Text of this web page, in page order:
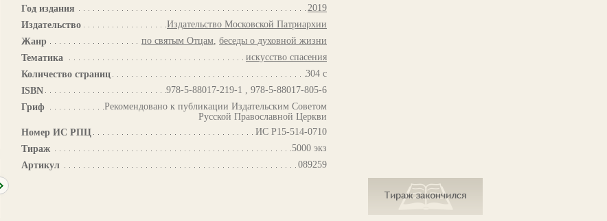
Год издания
2019
Издательство
Издательство Московской Патриархии
Жанр
по святым Отцам, беседы о духовной жизни
Тематика
искусство спасения
Количество страниц
304 с
ISBN
978-5-88017-219-1 , 978-5-88017-805-6
Гриф
Рекомендовано к публикации Издательским Советом
Русской Православной Церкви
Номер ИС РПЦ
ИС Р15-514-0710
Тираж
5000 экз
Артикул
089259